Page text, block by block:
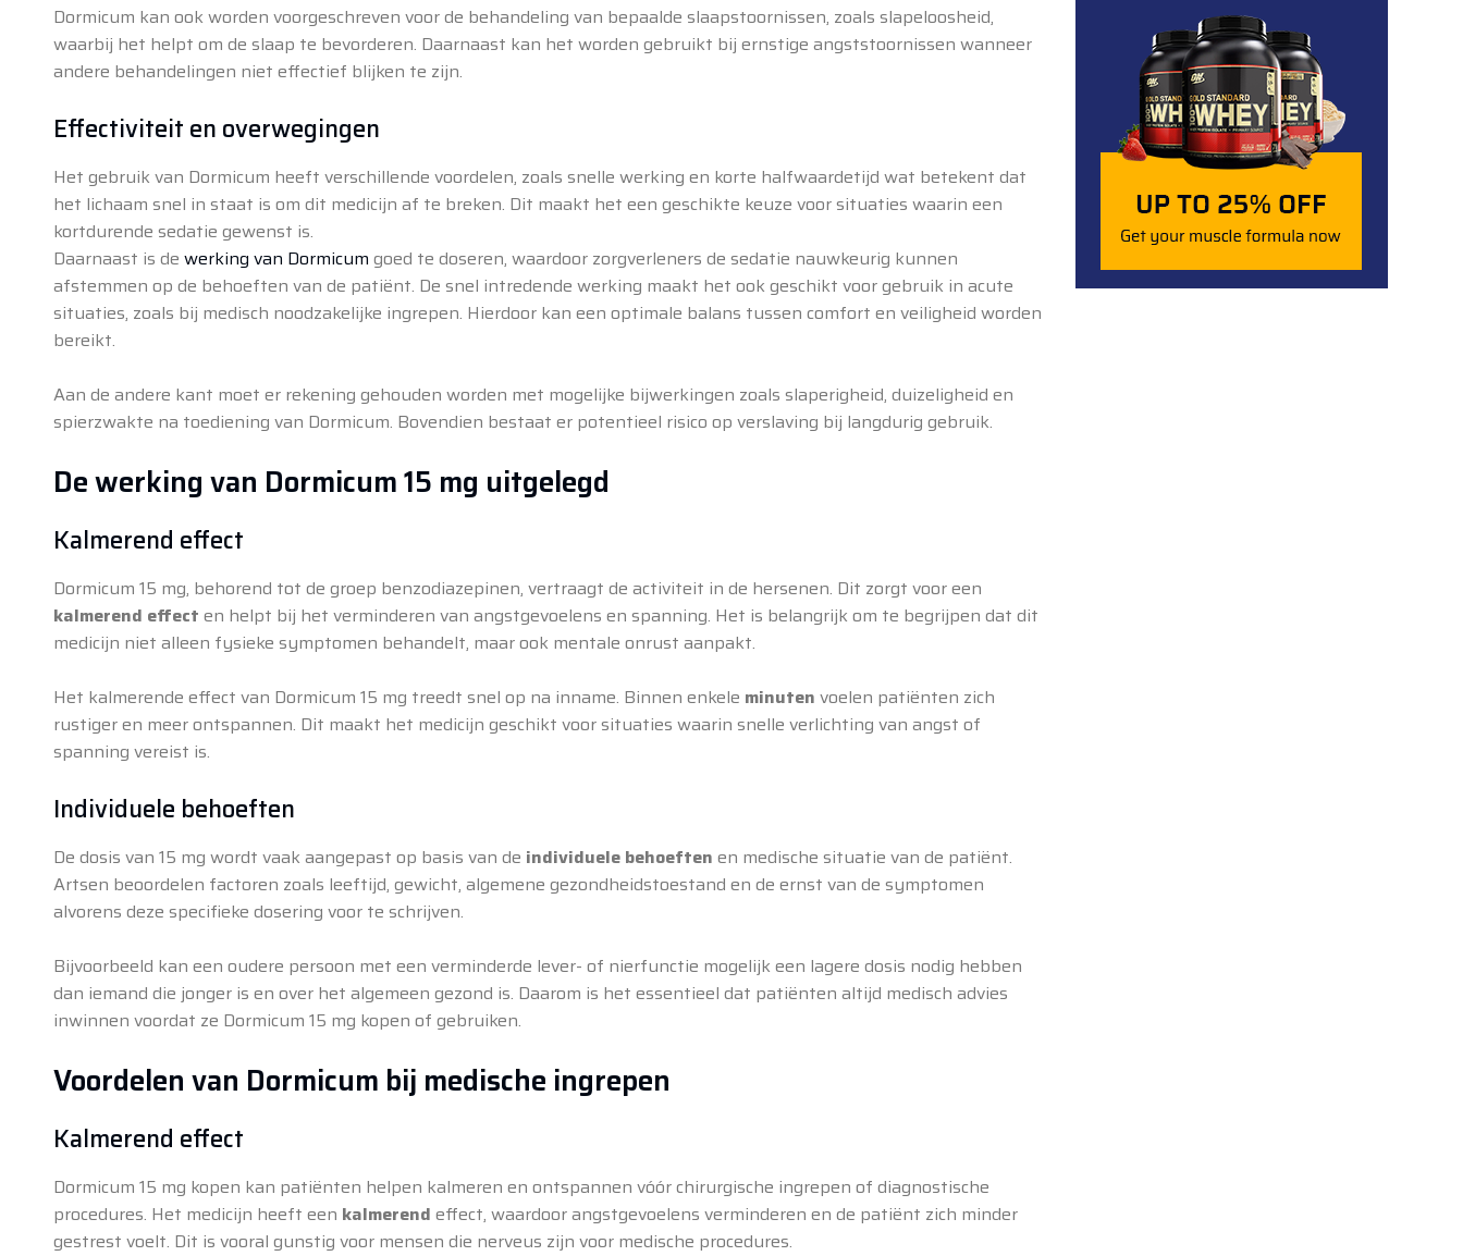
Dormicum kan ook worden voorgeschreven voor de behandeling van bepaalde slaapstoornissen, zoals slapeloosheid,
waarbij het helpt om de slaap te bevorderen. Daarnaast kan het worden gebruikt bij ernstige angststoornissen wanneer
andere behandelingen niet effectief blijken te zijn.
Effectiviteit en overwegingen
Het gebruik van Dormicum heeft verschillende voordelen, zoals snelle werking en korte halfwaardetijd wat betekent dat
het lichaam snel in staat is om dit medicijn af te breken. Dit maakt het een geschikte keuze voor situaties waarin een
kortdurende sedatie gewenst is.
Daarnaast is de werking van Dormicum goed te doseren, waardoor zorgverleners de sedatie nauwkeurig kunnen
afstemmen op de behoeften van de patiënt. De snel intredende werking maakt het ook geschikt voor gebruik in acute
situaties, zoals bij medisch noodzakelijke ingrepen. Hierdoor kan een optimale balans tussen comfort en veiligheid worden
bereikt.
Aan de andere kant moet er rekening gehouden worden met mogelijke bijwerkingen zoals slaperigheid, duizeligheid en
spierzwakte na toediening van Dormicum. Bovendien bestaat er potentieel risico op verslaving bij langdurig gebruik.
De werking van Dormicum 15 mg uitgelegd
Kalmerend effect
Dormicum 15 mg, behorend tot de groep benzodiazepinen, vertraagt de activiteit in de hersenen. Dit zorgt voor een
kalmerend effect en helpt bij het verminderen van angstgevoelens en spanning. Het is belangrijk om te begrijpen dat dit
medicijn niet alleen fysieke symptomen behandelt, maar ook mentale onrust aanpakt.
Het kalmerende effect van Dormicum 15 mg treedt snel op na inname. Binnen enkele minuten voelen patiënten zich
rustiger en meer ontspannen. Dit maakt het medicijn geschikt voor situaties waarin snelle verlichting van angst of
spanning vereist is.
Individuele behoeften
De dosis van 15 mg wordt vaak aangepast op basis van de individuele behoeften en medische situatie van de patiënt.
Artsen beoordelen factoren zoals leeftijd, gewicht, algemene gezondheidstoestand en de ernst van de symptomen
alvorens deze specifieke dosering voor te schrijven.
Bijvoorbeeld kan een oudere persoon met een verminderde lever- of nierfunctie mogelijk een lagere dosis nodig hebben
dan iemand die jonger is en over het algemeen gezond is. Daarom is het essentieel dat patiënten altijd medisch advies
inwinnen voordat ze Dormicum 15 mg kopen of gebruiken.
Voordelen van Dormicum bij medische ingrepen
Kalmerend effect
Dormicum 15 mg kopen kan patiënten helpen kalmeren en ontspannen vóór chirurgische ingrepen of diagnostische
procedures. Het medicijn heeft een kalmerend effect, waardoor angstgevoelens verminderen en de patiënt zich minder
gestrest voelt. Dit is vooral gunstig voor mensen die nerveus zijn voor medische procedures.